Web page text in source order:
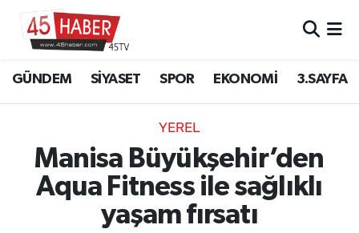
GÜNDEM SİYASET SPOR EKONOMİ 3.SAYFA
YEREL
Manisa Büyükşehir’den
Aqua Fitness ile sağlıklı
yaşam fırsatı
SİYASET
EKONOMİ
3.SAYFA
Manisa Hava Durumu
Manisa Namaz Vakitleri
Manisa Trafik Yoğunluk Haritası
Süper Lig Puan Durumu ve Fikstür